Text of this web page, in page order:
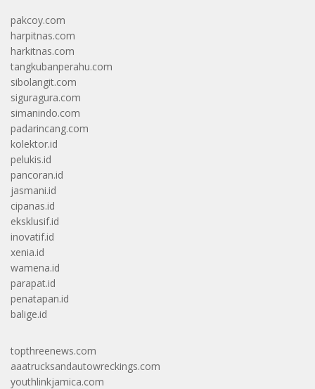
pakcoy.com
harpitnas.com
harkitnas.com
tangkubanperahu.com
sibolangit.com
siguragura.com
simanindo.com
padarincang.com
kolektor.id
pelukis.id
pancoran.id
jasmani.id
cipanas.id
eksklusif.id
inovatif.id
xenia.id
wamena.id
parapat.id
penatapan.id
balige.id
topthreenews.com
aaatrucksandautowreckings.com
youthlinkjamica.com